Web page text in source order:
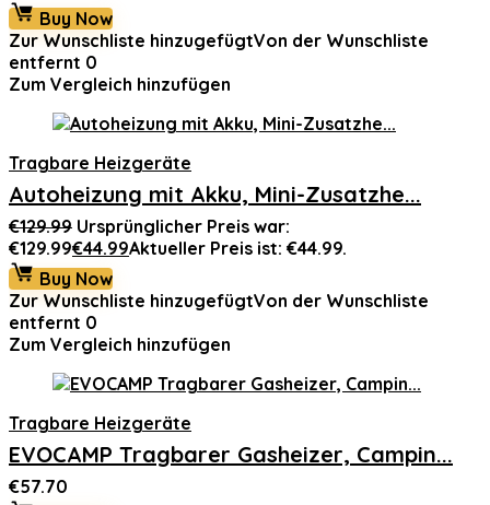
Buy Now
Zur Wunschliste hinzugefügtVon der Wunschliste
entfernt 0
Zum Vergleich hinzufügen
Tragbare Heizgeräte
Autoheizung mit Akku, Mini-Zusatzhe...
€129.99 Ursprünglicher Preis war:
€129.99€44.99Aktueller Preis ist: €44.99.
Buy Now
Zur Wunschliste hinzugefügtVon der Wunschliste
entfernt 0
Zum Vergleich hinzufügen
Tragbare Heizgeräte
EVOCAMP Tragbarer Gasheizer, Campin...
€57.70